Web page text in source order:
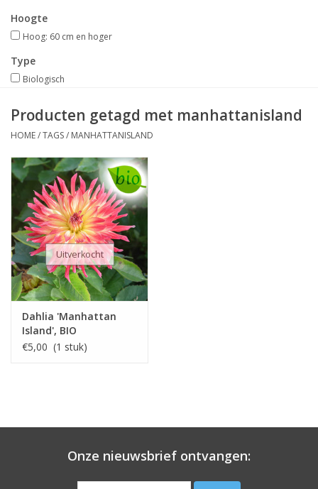
Sterke Bollen Dagen
Nieuws
Hoogte
Hoog: 60 cm en hoger
Type
Biologisch
Producten getagd met manhattanisland
HOME/TAGS/ MANHATTANISLAND
Uitverkocht
Dahlia 'Manhattan
Island', BIO
€5,00 (1 stuk)
Onze nieuwsbrief ontvangen: